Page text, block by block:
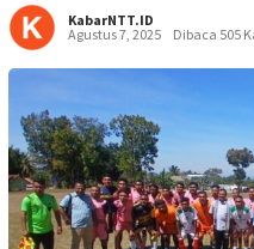
KabarNTT.ID
Agustus 7, 2025
Dibaca 505